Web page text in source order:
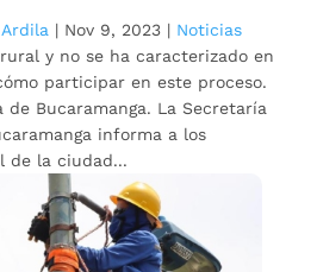
| Nov 9, 2023 | Noticias
y no se ha caracterizado en
participar en este proceso.
de Bucaramanga. La Secretaría
informa a los
de la ciudad...